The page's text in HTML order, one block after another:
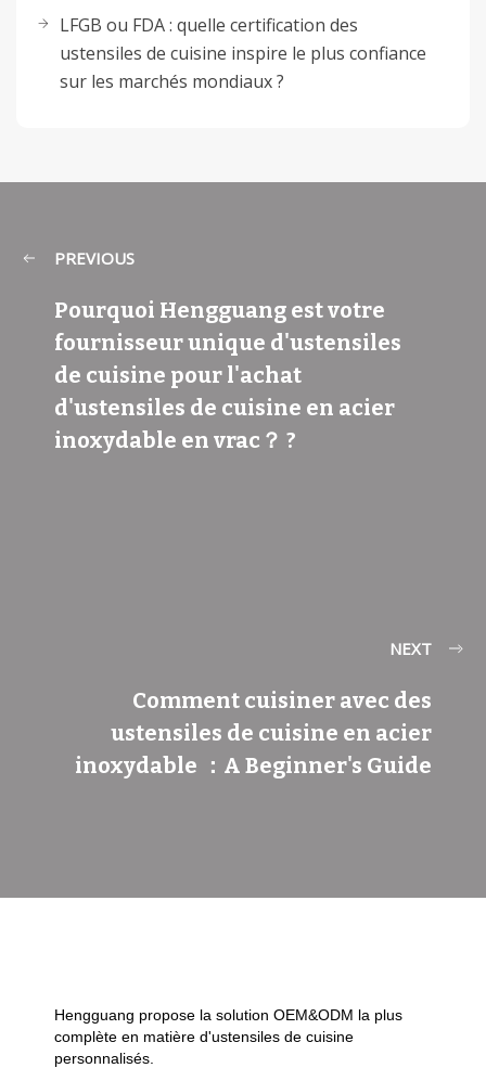
LFGB ou FDA : quelle certification des
ustensiles de cuisine inspire le plus confiance
sur les marchés mondiaux ?
PREVIOUS
Pourquoi Hengguang est votre
fournisseur unique d'ustensiles
de cuisine pour l'achat
d'ustensiles de cuisine en acier
inoxydable en vrac？ ?
NEXT
Comment cuisiner avec des
ustensiles de cuisine en acier
inoxydable ：A Beginner's Guide
Hengguang propose la solution OEM&ODM la plus
complète en matière d'ustensiles de cuisine
personnalisés.